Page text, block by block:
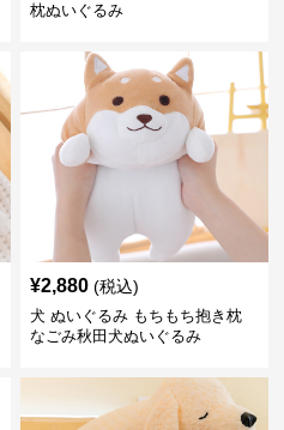
枕ぬいぐるみ
¥2,880 (税込)
犬 ぬいぐるみ もちもち抱き枕
なごみ秋田犬ぬいぐるみ